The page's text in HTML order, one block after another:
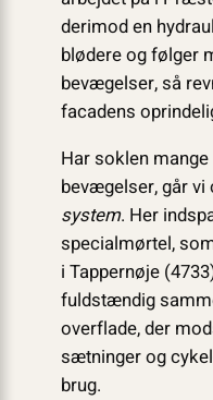
derimod en
blødere og følger
bevægelser, så
facadens
Har soklen
bevægelser, går vi
system. Her
specialmørtel,
i Tappernøje
fuldstændig
overflade, der
sætninger og
brug.